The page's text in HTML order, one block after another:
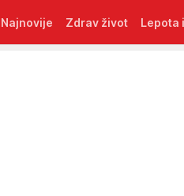
Najnovije Zdrav život Lepota